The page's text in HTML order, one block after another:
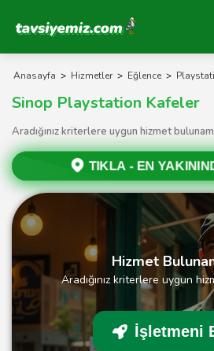
Tavsiyemiz Anasayfa
Anasayfa > Hizmetler > Eğlence >
Sinop Playstation Kafeler
Aradığınız kriterlere uygun hizmet
TIKLA - EN
Hizmet
Aradığınız kriterlere uygun
İşletmeni